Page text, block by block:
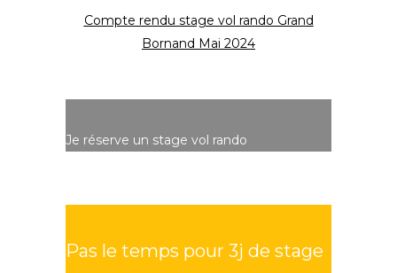
Compte rendu stage vol rando Grand
Bornand Mai 2024
Je réserve un stage vol rando
Pas le temps pour 3j de stage